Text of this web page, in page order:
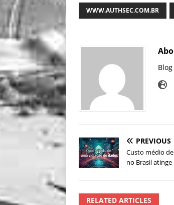
WWW.AUTHSEC.COM.BR
PREVIOUS
Custo médio
no Brasil atinge
RELATED ARTICLES